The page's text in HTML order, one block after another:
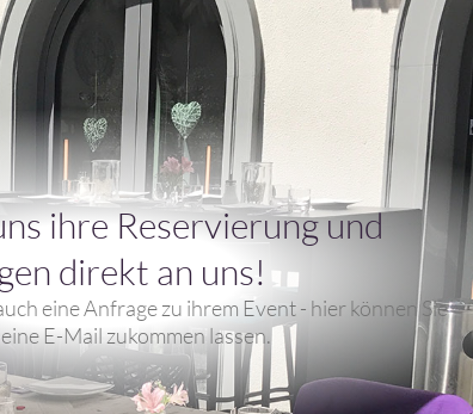
ihre Reservierung und
direkt an uns!
eine Anfrage zu ihrem Event - hier können Sie
E-Mail zukommen lassen.